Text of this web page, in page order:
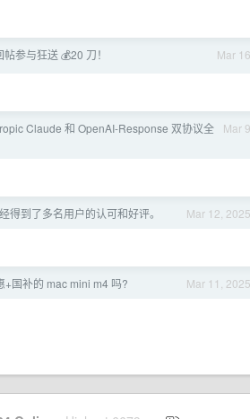
Mar 16
参与狂送 💰20 刀！
Mar 9
Claude 和 OpenAI-Response 双协议全
Mar 12, 2025
得到了多名用户的认可和好评。
Mar 11, 2025
+国补的 mac mini m4 吗?